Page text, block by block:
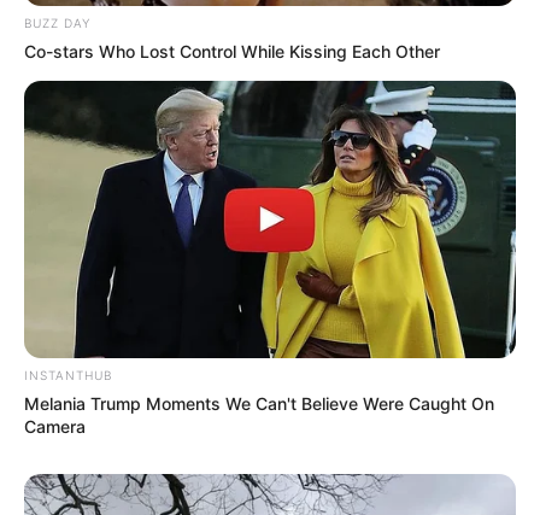
BUZZ DAY
Co-stars Who Lost Control While Kissing Each Other
INSTANTHUB
Melania Trump Moments We Can't Believe Were Caught On
Camera